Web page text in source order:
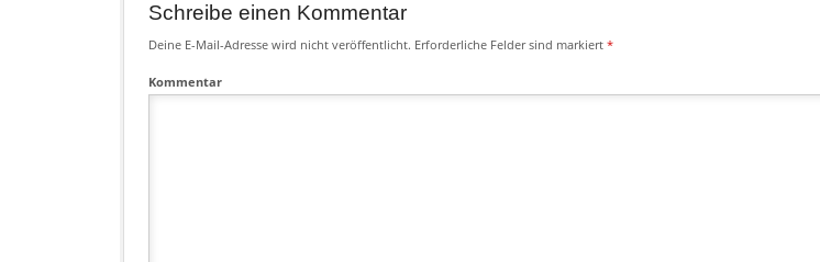
Schreibe einen Kommentar
Deine E-Mail-Adresse wird nicht veröffentlicht. Erforderliche Felder sind markiert*
Kommentar